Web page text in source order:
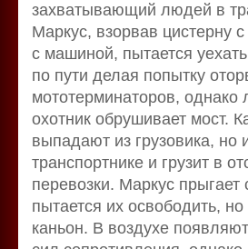
захватывающий людей в
Маркус, взорвав цистерну
с машиной, пытается
по пути делая попытку
мототерминаторов, однако
охотник обрушивает мост.
выпадают из грузовика, но
транспортнике и грузит в
перевозки. Маркус прыгает
пытается их освободить,
каньон. В воздухе